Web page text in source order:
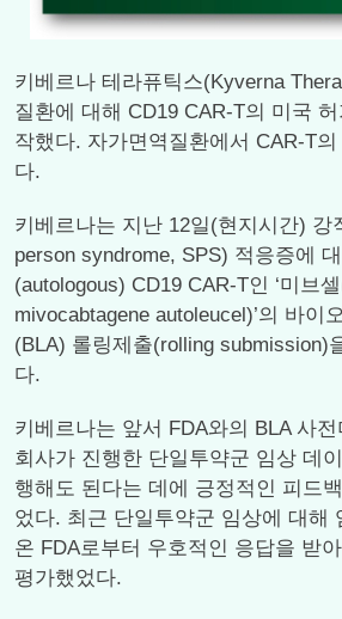
키베르나 테라퓨틱스(Kyverna
질환에 대해 CD19 CAR-T의 미국
작했다. 자가면역질환에서 CAR-T
다.
키베르나는 지난 12일(현지시간) 강
person syndrome, SPS) 적응증에
(autologous) CD19 CAR-T인 ‘미브
mivocabtagene autoleucel)’의 바이
(BLA) 롤링제출(rolling submission)
다.
키베르나는 앞서 FDA와의 BLA 사
회사가 진행한 단일투약군 임상 데
행해도 된다는 데에 긍정적인 피드
었다. 최근 단일투약군 임상에 대해
온 FDA로부터 우호적인 응답을 받
평가했었다.